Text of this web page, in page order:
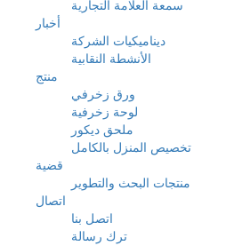
سمعة العلامة التجارية
أخبار
ديناميكيات الشركة
الأنشطة النقابية
منتج
ورق زخرفي
لوحة زخرفية
ملحق ديكور
تخصيص المنزل بالكامل
قضية
منتجات البحث والتطوير
اتصال
اتصل بنا
ترك رسالة